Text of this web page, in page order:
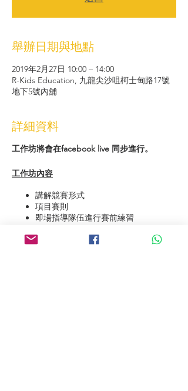
舉辦日期與地點
2019年2月27日 10:00 – 14:00
R-Kids Education, 九龍尖沙咀柯士甸路17號
地下5號內舖
詳細資料
工作坊將會在facebook live 同步進行。
工作坊內容
講解競賽形式
項目賽則
即場指導隊伍進行賽前練習